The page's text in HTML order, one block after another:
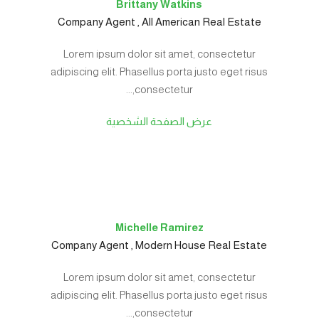
Brittany Watkins
Company Agent , All American Real Estate
Lorem ipsum dolor sit amet, consectetur
adipiscing elit. Phasellus porta justo eget risus
consectetur,...
عرض الصفحة الشخصية
Michelle Ramirez
Company Agent , Modern House Real Estate
Lorem ipsum dolor sit amet, consectetur
adipiscing elit. Phasellus porta justo eget risus
consectetur,...